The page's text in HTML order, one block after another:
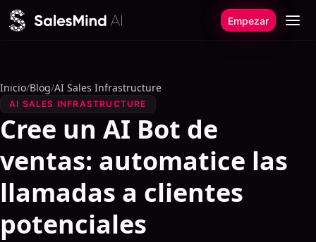
Ir al contenido
Empezar
Inicio/Blog/AI Sales Infrastructure
AI SALES INFRASTRUCTURE
Cree un AI Bot de
ventas: automatice las
llamadas a clientes
potenciales